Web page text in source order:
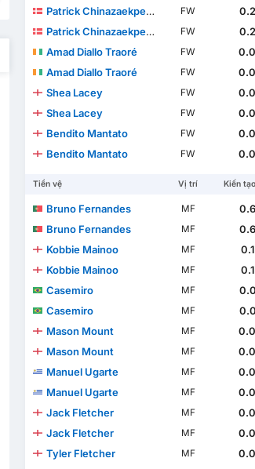
Patrick Chinazaekpere Dorgu
FW
Patrick Chinazaekpere Dorgu
FW
Amad Diallo Traoré
FW
Amad Diallo Traoré
FW
Shea Lacey
FW
Shea Lacey
FW
Bendito Mantato
FW
Bendito Mantato
FW
Tiền vệ Vị trí Kiến
Bruno Fernandes MF
Bruno Fernandes
MF
Kobbie Mainoo
MF
Kobbie Mainoo
MF
Casemiro
MF
Casemiro
MF
Mason Mount
MF
Mason Mount
MF
Manuel Ugarte
MF
Manuel Ugarte
MF
Jack Fletcher
MF
Jack Fletcher
MF
Tyler Fletcher
MF